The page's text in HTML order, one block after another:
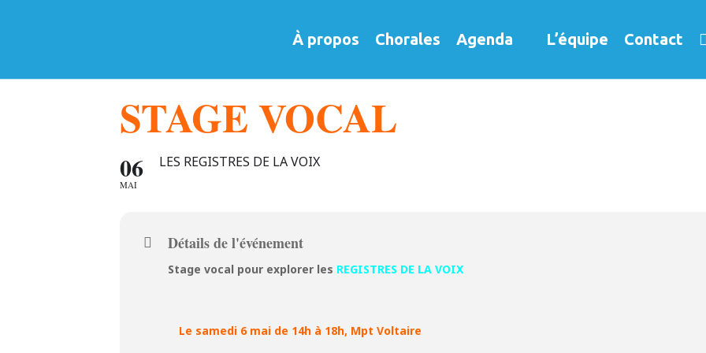
À propos Chorales Agenda L’équipe Contact
STAGE VOCAL
06
MAI
LES REGISTRES DE LA VOIX
Détails de l'événement
Stage vocal pour explorer les REGISTRES DE LA VOIX
Le samedi 6 mai de 14h à 18h, Mpt Voltaire